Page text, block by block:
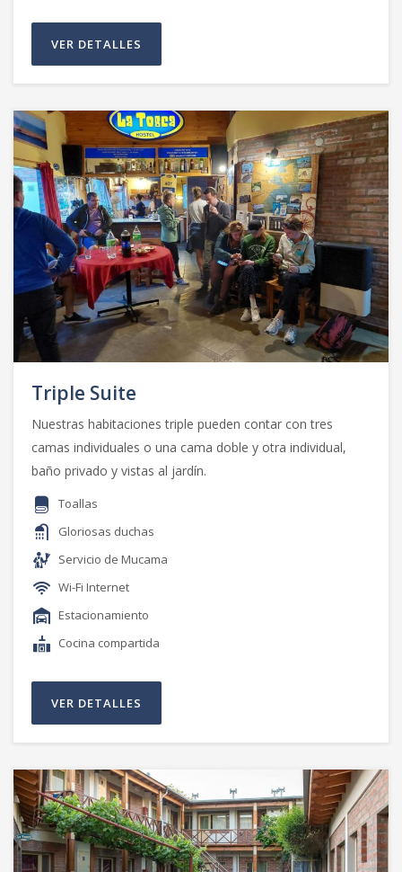
VER DETALLES
Triple Suite
Nuestras habitaciones triple pueden contar con tres
camas individuales o una cama doble y otra individual,
baño privado y vistas al jardín.
Toallas
Gloriosas duchas
Servicio de Mucama
Wi-Fi Internet
Estacionamiento
Cocina compartida
VER DETALLES